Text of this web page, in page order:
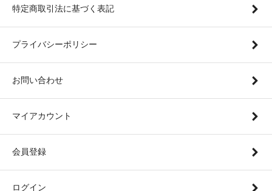
特定商取引法に基づく表記
プライバシーポリシー
お問い合わせ
マイアカウント
会員登録
ログイン